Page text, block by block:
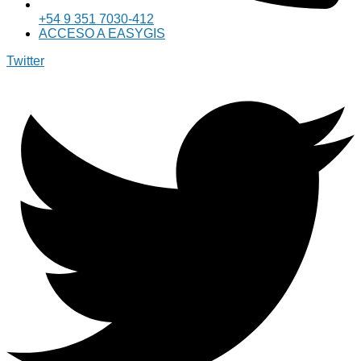
+54 9 351 7030-412
ACCESO A EASYGIS
Twitter